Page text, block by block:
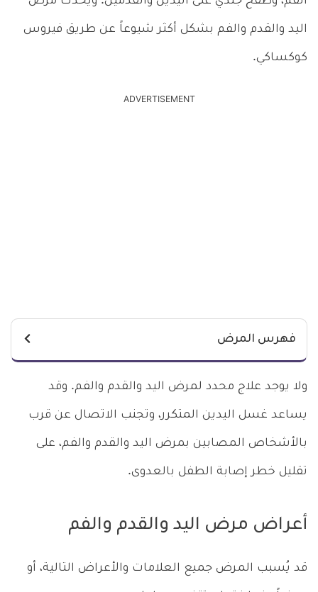
اليد والقدم والفم بشكل أكثر شيوعاً عن طريق فيروس
كوكساكي.
ADVERTISEMENT
فهرس المرض
ولا يوجد علاج محدد لمرض اليد والقدم والفم. وقد
يساعد غسل اليدين المتكرر، وتجنب الاتصال عن قرب
بالأشخاص المصابين بمرض اليد والقدم والفم، على
تقليل خطر إصابة الطفل بالعدوى.
أعراض مرض اليد والقدم والفم
قد يُسبب المرض جميع العلامات والأعراض التالية، أو